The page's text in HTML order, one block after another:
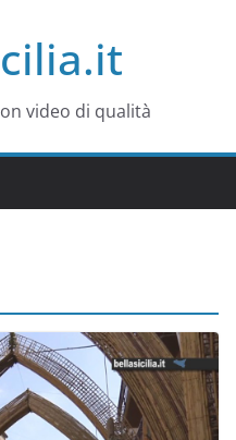
video di qualità